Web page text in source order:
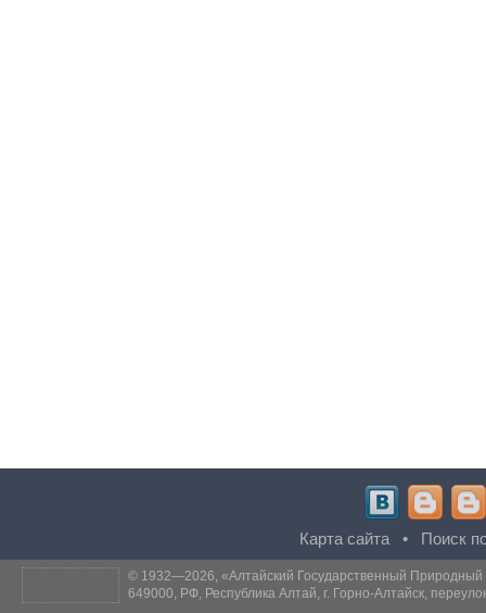
Карта сайта• Поиск
© 1932—2026, «Алтайский Государственный
649000, РФ, Республика Алтай, г. Горно-Алтайск,